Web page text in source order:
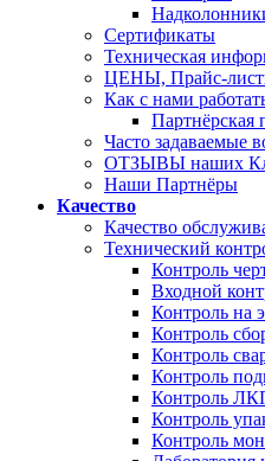
Сертификаты
Техническая
ЦЕНЫ, Прайс-
Как с нами
Часто задаваемые
ОТЗЫВЫ наших
Наши Партнёры
Качество
Качество
Технический
Контроль
Входной
Контроль на
Контроль
Контроль
Контроль
Контроль
Контроль
Контроль